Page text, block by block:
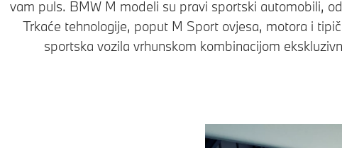
vam puls. BMW M modeli su pravi sportski automobili,
Trkaće tehnologije, poput M Sport ovjesa, motora i
sportska vozila vrhunskom kombinacijom